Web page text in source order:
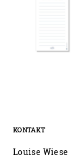
KONTAKT
Louise Wiese